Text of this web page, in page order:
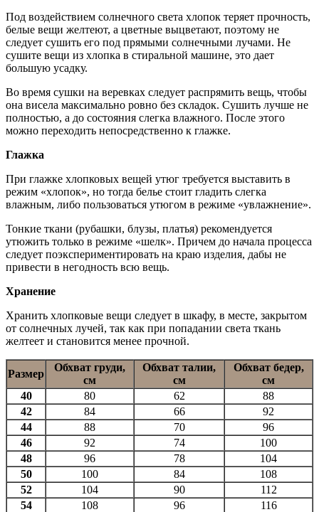
Под воздействием солнечного света хлопок теряет прочность,
белые вещи желтеют, а цветные выцветают, поэтому не
следует сушить его под прямыми солнечными лучами. Не
сушите вещи из хлопка в стиральной машине, это дает
большую усадку.
Во время сушки на веревках следует распрямить вещь, чтобы
она висела максимально ровно без складок. Сушить лучше не
полностью, а до состояния слегка влажного. После этого
можно переходить непосредственно к глажке.
Глажка
При глажке хлопковых вещей утюг требуется выставить в
режим «хлопок», но тогда белье стоит гладить слегка
влажным, либо пользоваться утюгом в режиме «увлажнение».
Тонкие ткани (рубашки, блузы, платья) рекомендуется
утюжить только в режиме «шелк». Причем до начала процесса
следует поэкспериментировать на краю изделия, дабы не
привести в негодность всю вещь.
Хранение
Хранить хлопковые вещи следует в шкафу, в месте, закрытом
от солнечных лучей, так как при попадании света ткань
желтеет и становится менее прочной.
Размер
Обхват груди,
см
Обхват талии,
см
Обхват бедер,
см
40
80 62
88
42
84 66
92
44
88 70
96
46
92 74
100
48
96 78
104
50
100 84
108
52
104 90
112
54
108 96 116